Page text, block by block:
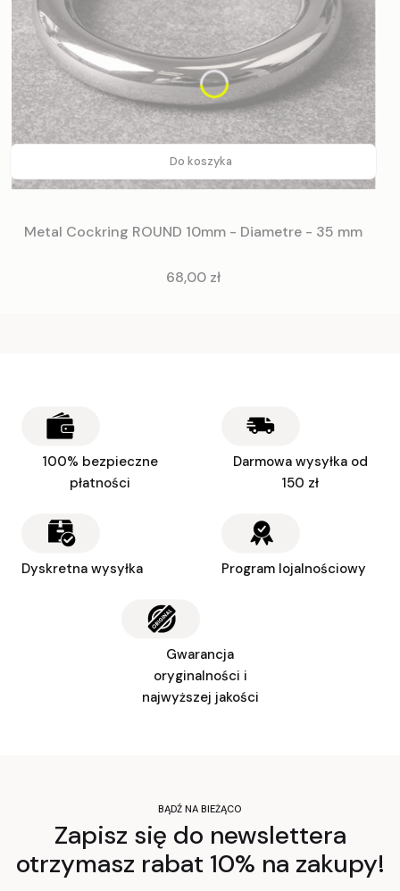
Do koszyka
Metal Cockring ROUND 10mm - Diametre - 35 mm
Cena
68,00 zł
100% bezpieczne
płatności
Darmowa wysyłka od
150 zł
Dyskretna wysyłka Program lojalnościowy
Gwarancja
oryginalności i
najwyższej jakości
BĄDŹ NA BIEŻĄCO
Zapisz się do newslettera
otrzymasz rabat 10% na zakupy!